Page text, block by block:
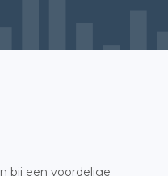
bij een voordelige